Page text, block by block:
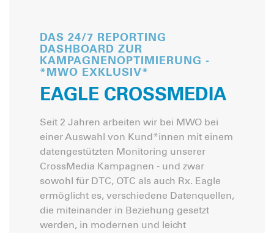
DAS 24/7 REPORTING
DASHBOARD ZUR
KAMPAGNENOPTIMIERUNG -
*MWO EXKLUSIV*
EAGLE CROSSMEDIA
Seit 2 Jahren arbeiten wir bei MWO bei
einer Auswahl von Kund*innen mit einem
datengestützten Monitoring unserer
CrossMedia Kampagnen - und zwar
sowohl für DTC, OTC als auch Rx. Eagle
ermöglicht es, verschiedene Datenquellen,
die miteinander in Beziehung gesetzt
werden, in modernen und leicht